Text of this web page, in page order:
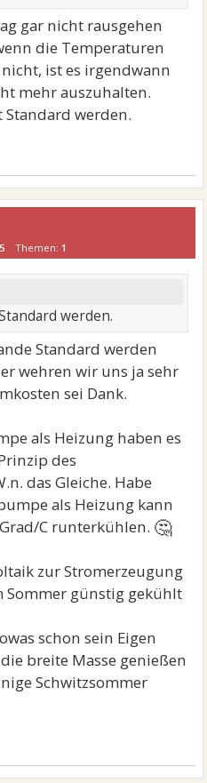
gar nicht rausgehen
die Temperaturen
ist es irgendwann
mehr auszuhalten.
werden.
Themen: 1
werden.
Standard werden
wehren wir uns ja sehr
sei Dank.
als Heizung haben es
des
das Gleiche. Habe
als Heizung kann
C runterkühlen. 🤔
zur Stromerzeugung
Sommer günstig gekühlt
schon sein Eigen
breite Masse genießen
Schwitzsommer